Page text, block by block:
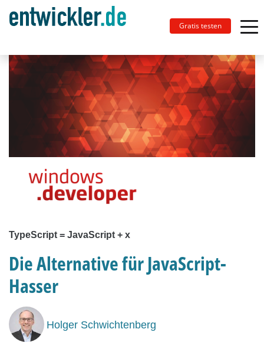
Gratis testen
TypeScript = JavaScript + x
Die Alternative für JavaScript-
Hasser
Holger Schwichtenberg